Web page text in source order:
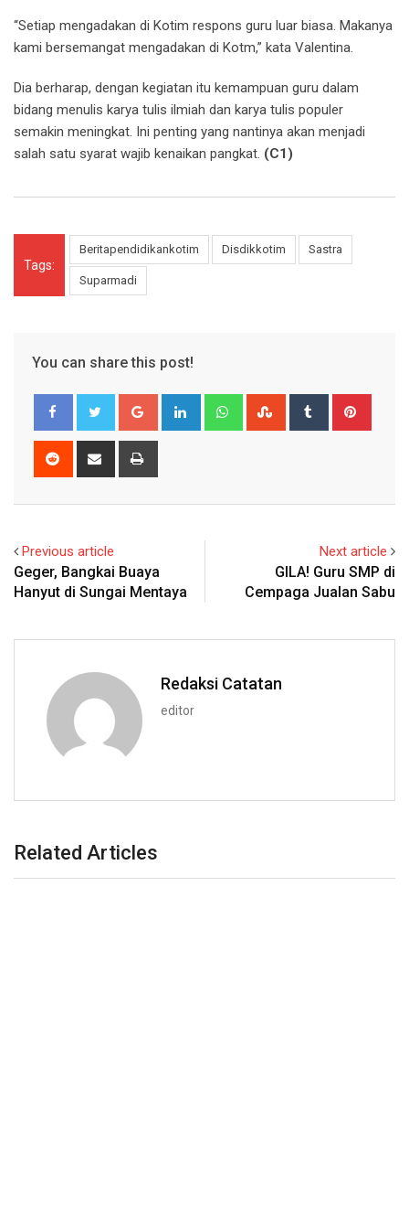
“Setiap mengadakan di Kotim respons guru luar biasa. Makanya
kami bersemangat mengadakan di Kotm,” kata Valentina.
Dia berharap, dengan kegiatan itu kemampuan guru dalam
bidang menulis karya tulis ilmiah dan karya tulis populer
semakin meningkat. Ini penting yang nantinya akan menjadi
salah satu syarat wajib kenaikan pangkat. (C1)
Tags:
Beritapendidikankotim Disdikkotim Sastra
Suparmadi
You can share this post!
Google+ LinkedIn WhatsappStumbleUpon
Tumblr
Reddit
Share
Previous article
Geger, Bangkai Buaya
Hanyut di Sungai Mentaya
Next article
GILA! Guru SMP di
Cempaga Jualan Sabu
Redaksi Catatan
editor
Related Articles